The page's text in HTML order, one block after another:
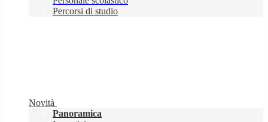
Percorsi di studio
Novità
Panoramica